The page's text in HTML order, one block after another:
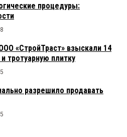
процедуры:
«СтройТраст» взыскали 14
тротуарную плитку
разрешило продавать